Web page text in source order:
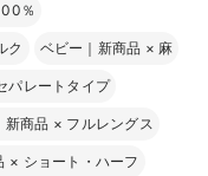
％
ク ベビー｜新商品 × 麻
パレートタイプ
新商品 × フルレングス
× ショート・ハーフ